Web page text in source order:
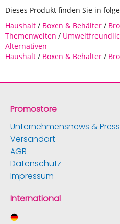
Dieses Produkt finden Sie in
Haushalt / Boxen & Behälter /
Themenwelten /
Alternativen
Haushalt / Boxen & Behälter /
Promostore
Unternehmensnews &
Versandart
AGB
Datenschutz
Impressum
International